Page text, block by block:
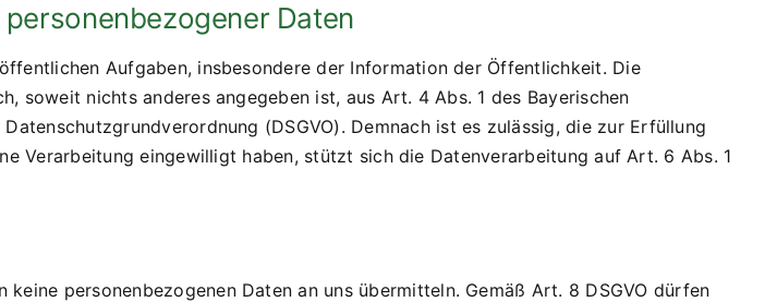
Daten
Aufgaben, insbesondere der Information der Öffentlichkeit. Die
soweit nichts anderes angegeben ist, aus Art. 4 Abs. 1 des Bayerischen
(DSGVO). Demnach ist es zulässig, die zur Erfüllung
Verarbeitung eingewilligt haben, stützt sich die Datenverarbeitung auf Art. 6 Abs. 1
personenbezogenen Daten an uns übermitteln. Gemäß Art. 8 DSGVO dürfen